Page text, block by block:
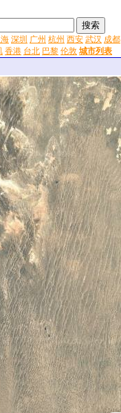
深圳 广州 杭州 西安 武汉 成都
香港 台北 巴黎 伦敦 城市列表